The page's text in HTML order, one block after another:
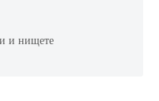
и нищете